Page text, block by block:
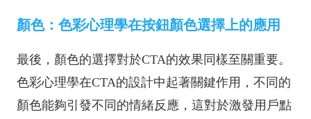
顏色：色彩心理學在按鈕顏色選擇上的應用
最後，顏色的選擇對於CTA的效果同樣至關重要。
色彩心理學在CTA的設計中起著關鍵作用，不同的
顏色能夠引發不同的情緒反應，這對於激發用戶點